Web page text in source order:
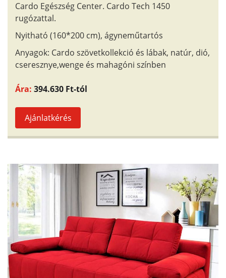
Cardo Egészség Center. Cardo Tech 1450
rugózattal.
Nyitható (160*200 cm), ágyneműtartós
Anyagok: Cardo szövetkollekció és lábak, natúr, dió,
cseresznye,wenge és mahagóni színben
Ára: 394.630 Ft-tól
Ajánlatkérés